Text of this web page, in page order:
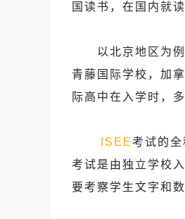
国读书，在国内就
以北京地区为例
青藤国际学校，加
际高中在入学时，
ISEE考试的
考试是由独立学校
要考察学生文字和